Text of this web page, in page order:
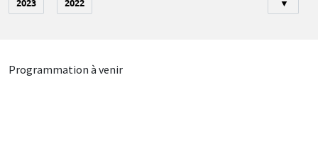
2023 2022 ▼
Programmation à venir